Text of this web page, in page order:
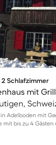
2 Schlafzimmer
Adelboden mit
bis zu 4 Gästen